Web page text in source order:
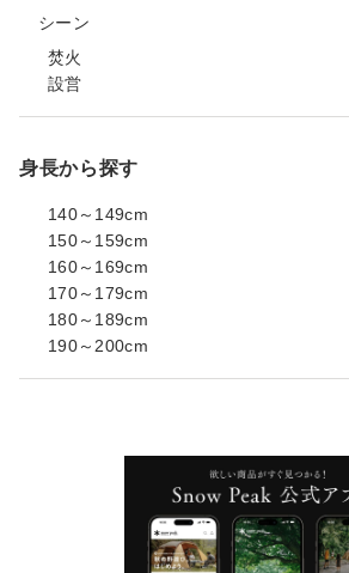
シーン
焚火
設営
身長から探す
140～149cm
150～159cm
160～169cm
170～179cm
180～189cm
190～200cm